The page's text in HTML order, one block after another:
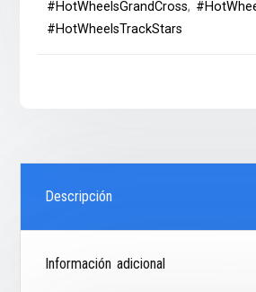
#HotWheelsGrandCross,
#HotWheelsTrackStars
Descripción
Información adicional